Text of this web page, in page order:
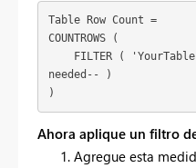
Table Row Count =
COUNTROWS (
needed-- )
)
Ahora aplique un filtro
Agregue esta